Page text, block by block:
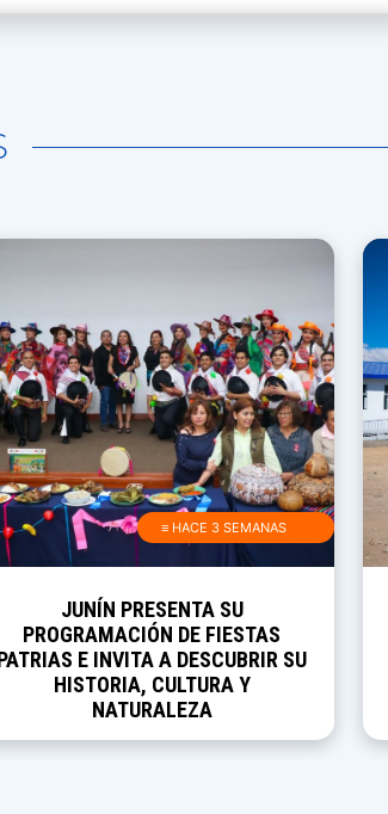
≡ HACE 3 SEMANAS
JUNÍN PRESENTA SU
PROGRAMACIÓN DE FIESTAS
E INVITA A DESCUBRIR SU
HISTORIA, CULTURA Y
NATURALEZA